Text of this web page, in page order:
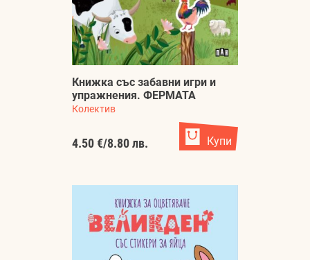
Книжка със забавни игри и
упражнения. ФЕРМАТА
Колектив
4.50 €/8.80 лв. Купи